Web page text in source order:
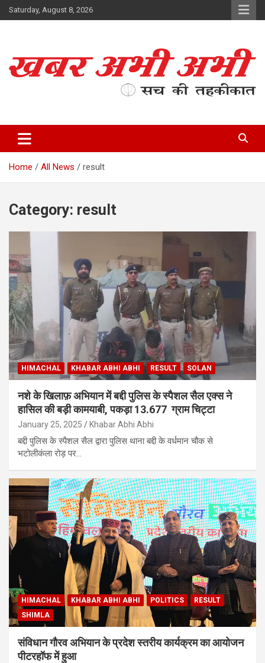
Skip
to
Saturday, August 8, 2026
Home All News result
Category: result
HIMACHAL KHABAR ABHI ABHI RESULT SOLAN
नशे के खिलाफ़ अभियान में बद्दी पुलिस के स्पैशल सैल एक्स ने
हासिल की बड़ी कामयाबी, पकड़ा 13.677 ग्राम चिट्टा
January 25, 2025 Khabar Abhi Abhi
बद्दी पुलिस के स्पैशल सैल द्वारा पुलिस थाना बद्दी के वर्धमान चौक से
भटोलीकंला रोड़ पर…
HIMACHAL KHABAR ABHI ABHI POLITICS
RESULT
SHIMLA
संविधान गौरव अभियान के प्रदेश स्तरीय कार्यक्रम का आयोजन
पीटरहॉफ में हुआ